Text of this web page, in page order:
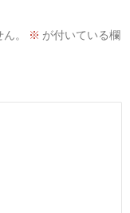
。 ※ が付いている欄